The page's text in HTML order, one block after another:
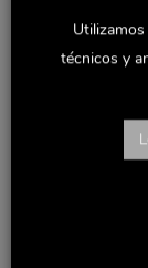
Espacio solo
Accede
novedades
técnicos y